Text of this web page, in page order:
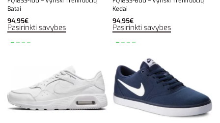
Batai
94,95€
Pasirinkti savybes
Kedai
94,95€
Pasirinkti savybes